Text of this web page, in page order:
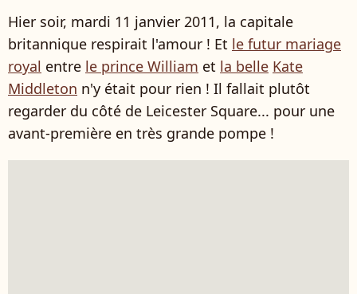
Hier soir, mardi 11 janvier 2011, la capitale
britannique respirait l'amour ! Et le futur mariage
royal entre le prince William et la belle Kate
Middleton n'y était pour rien ! Il fallait plutôt
regarder du côté de Leicester Square... pour une
avant-première en très grande pompe !